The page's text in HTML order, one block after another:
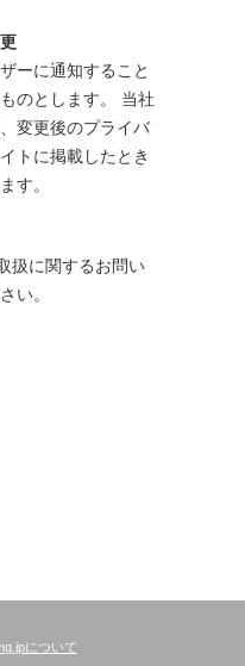
ーに通知すること
のとします。 当社
変更後のプライバ
トに掲載したとき
す。
扱に関するお問い
い。
について